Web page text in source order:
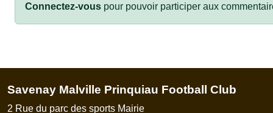
Connectez-vous pour pouvoir participer aux
Savenay Malville Prinquiau Football Club
2 Rue du parc des sports Mairie